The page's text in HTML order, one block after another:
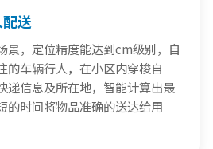
送
景，定位精度能达到cm级别，自
的车辆行人，在小区内穿梭自
递信息及所在地，智能计算出最
的时间将物品准确的送达给用